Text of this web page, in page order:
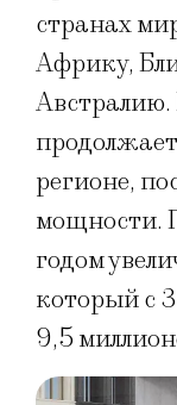
странах
Африку,
Австралию.
регионе,
мощности.
годом
который с
9,5